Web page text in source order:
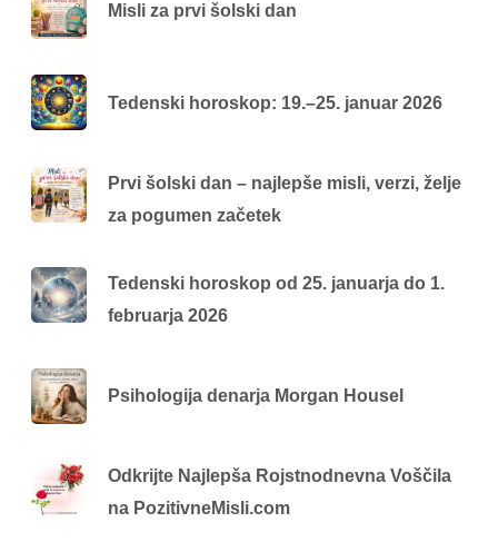
Misli za prvi šolski dan
Tedenski horoskop: 19.–25. januar 2026
Prvi šolski dan – najlepše misli, verzi, želje
za pogumen začetek
Tedenski horoskop od 25. januarja do 1.
februarja 2026
Psihologija denarja Morgan Housel
Odkrijte Najlepša Rojstnodnevna Voščila
na PozitivneMisli.com